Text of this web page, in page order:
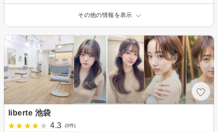
その他の情報を表示
liberte 池袋
4.3
(3件)